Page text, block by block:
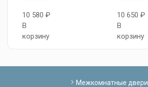
10 580 ₽
В
корзину
10 650 ₽
В
корзину
Межкомнатные двери